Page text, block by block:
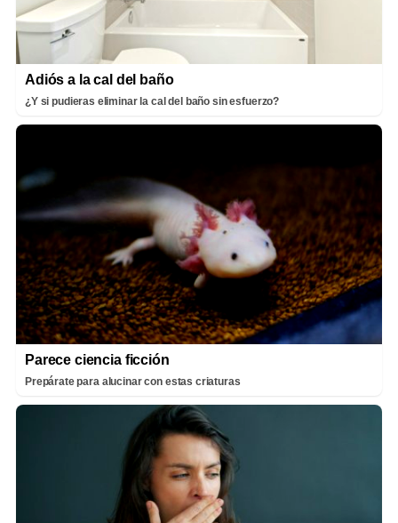
Adiós a la cal del baño
¿Y si pudieras eliminar la cal del baño sin esfuerzo?
Parece ciencia ficción
Prepárate para alucinar con estas criaturas